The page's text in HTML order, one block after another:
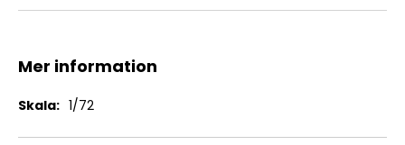
Mer information
Mer
1/72